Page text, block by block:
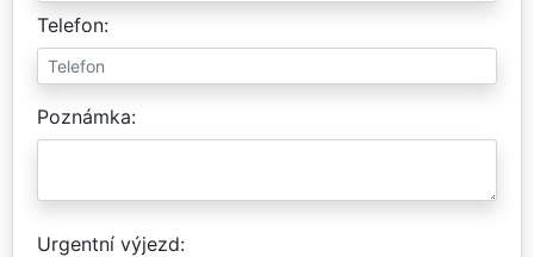
Telefon
Poznámka
Urgentní výjezd